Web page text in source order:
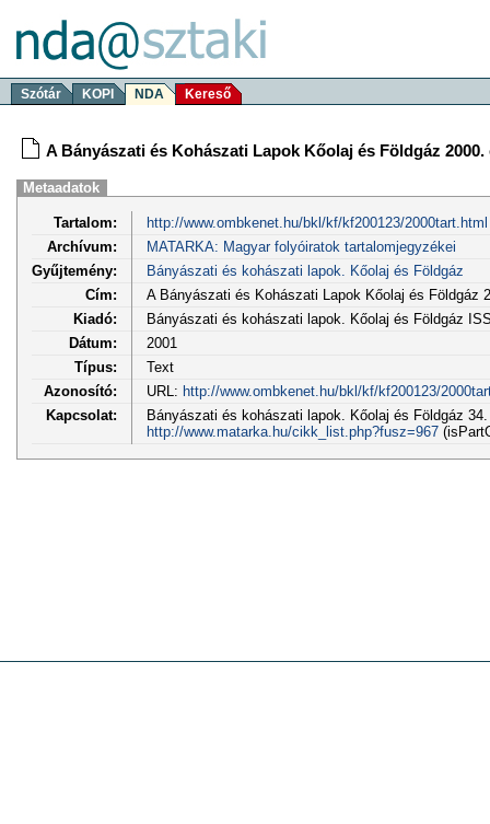
Szótár KOPI NDA Kereső
A Bányászati és Kohászati Lapok Kőolaj és Földgáz
Metaadatok
Tartalom:
http://www.ombkenet.hu/bkl/kf/kf200123/2000tart.html
Archívum:
MATARKA: Magyar folyóiratok tartalomjegyzékei
Gyűjtemény:
Bányászati és kohászati lapok. Kőolaj és Földgáz
Cím:
A Bányászati és Kohászati Lapok Kőolaj és Földgáz
Kiadó:
Bányászati és kohászati lapok. Kőolaj és Földgáz
Dátum:
2001
Típus:
Text
Azonosító:
URL: http://www.ombkenet.hu/bkl/kf/kf200123/
Kapcsolat:
Bányászati és kohászati lapok. Kőolaj és Földgáz
http://www.matarka.hu/cikk_list.php?fusz=967